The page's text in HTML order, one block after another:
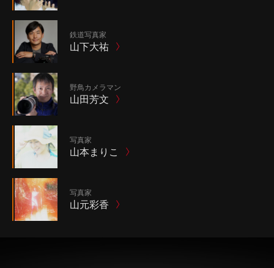
鉄道写真家
山下大祐
野鳥カメラマン
山田芳文
写真家
山本まりこ
写真家
山元彩香